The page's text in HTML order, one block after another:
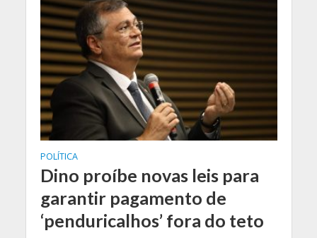
POLÍTICA
Dino proíbe novas leis para
garantir pagamento de
‘penduricalhos’ fora do teto